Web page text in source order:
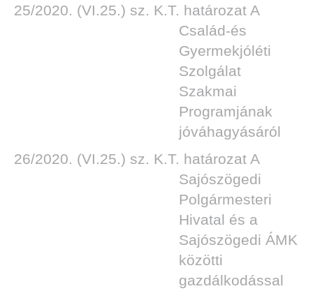
25/2020. (VI.25.) sz. K.T. határozat A
Család-és
Gyermekjóléti
Szolgálat
Szakmai
Programjának
jóváhagyásáról
26/2020. (VI.25.) sz. K.T. határozat A
Sajószögedi
Polgármesteri
Hivatal és a
Sajószögedi ÁMK
közötti
gazdálkodással